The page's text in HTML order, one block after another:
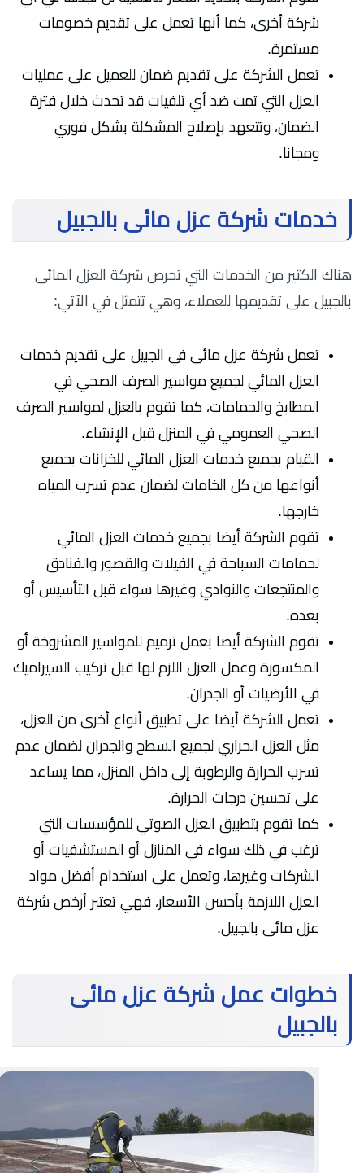
شركة أخرى، كما أنها تعمل على تقديم خصومات
مستمرة.
تعمل الشركة على تقديم ضمان للعميل على عمليات
العزل التي تمت ضد أي تلفيات قد تحدث خلال فترة
الضمان، وتتعهد بإصلاح المشكلة بشكل فوري
ومجانا.
خدمات شركة عزل مائى بالجبيل
هناك الكثير من الخدمات التي تحرص شركة العزل المائى
بالجبيل على تقديمها للعملاء، وهي تتمثل في الآتي:
تعمل شركة عزل مائى في الجبيل على تقديم خدمات
العزل المائي لجميع مواسير الصرف الصحي في
المطابخ والحمامات، كما تقوم بالعزل لمواسير الصرف
الصحي العمومي في المنزل قبل الإنشاء.
القيام بجميع خدمات العزل المائي للخزانات بجميع
أنواعها من كل الخامات لضمان عدم تسرب المياه
خارجها.
تقوم الشركة أيضا بجميع خدمات العزل المائي
لحمامات السباحة في الفيلات والقصور والفنادق
والمنتجعات والنوادي وغيرها سواء قبل التأسيس أو
بعده.
تقوم الشركة أيضا بعمل ترميم للمواسير المشروخة أو
المكسورة وعمل العزل اللزم لها قبل تركيب السيراميك
في الأرضيات أو الجدران.
تعمل الشركة أيضا على تطبيق أنواع أخرى من العزل،
مثل العزل الحراري لجميع السطح والجدران لضمان عدم
تسرب الحرارة والرطوبة إلى داخل المنزل، مما يساعد
على تحسين درجات الحرارة.
كما تقوم بتطبيق العزل الصوتي للمؤسسات التي
ترغب في ذلك سواء في المنازل أو المستشفيات أو
الشركات وغيرها، وتعمل على استخدام أفضل مواد
العزل اللازمة بأحسن الأسعار، فهي تعتبر أرخص شركة
عزل مائى بالجبيل.
خطوات عمل شركة عزل مائى
بالجبيل